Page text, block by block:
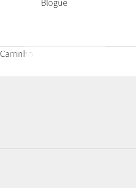
Blogue
Carrinho